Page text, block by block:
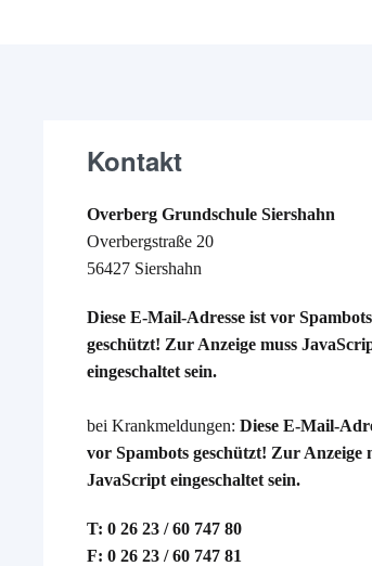
Kontakt
Overberg Grundschule Siershahn
Overbergstraße 20
56427 Siershahn
Diese E-Mail-Adresse ist vor Spambots
geschützt! Zur Anzeige muss
eingeschaltet sein.
bei Krankmeldungen: Diese E-Mail-
vor Spambots geschützt! Zur Anzeige
JavaScript eingeschaltet sein.
T: 0 26 23 / 60 747 80
F: 0 26 23 / 60 747 81